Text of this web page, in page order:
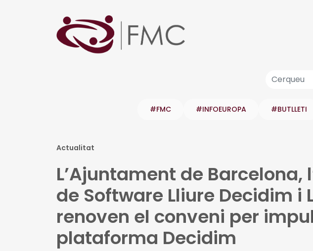
#FMC #INFOEUROPA #BUTLLETI
Actualitat
L’Ajuntament de Barcelona,
de Software Lliure Decidim i
renoven el conveni per
plataforma Decidim